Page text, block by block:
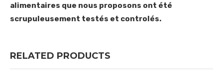
alimentaires que nous proposons ont été
scrupuleusement testés et controlés.
RELATED PRODUCTS